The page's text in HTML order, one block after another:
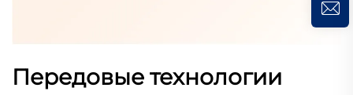
Передовые технологии